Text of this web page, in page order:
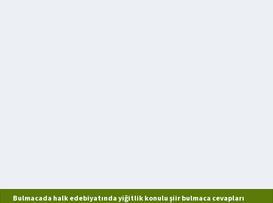
Bulmacada halk edebiyatında yiğitlik konulu şiir bulmaca cevapları